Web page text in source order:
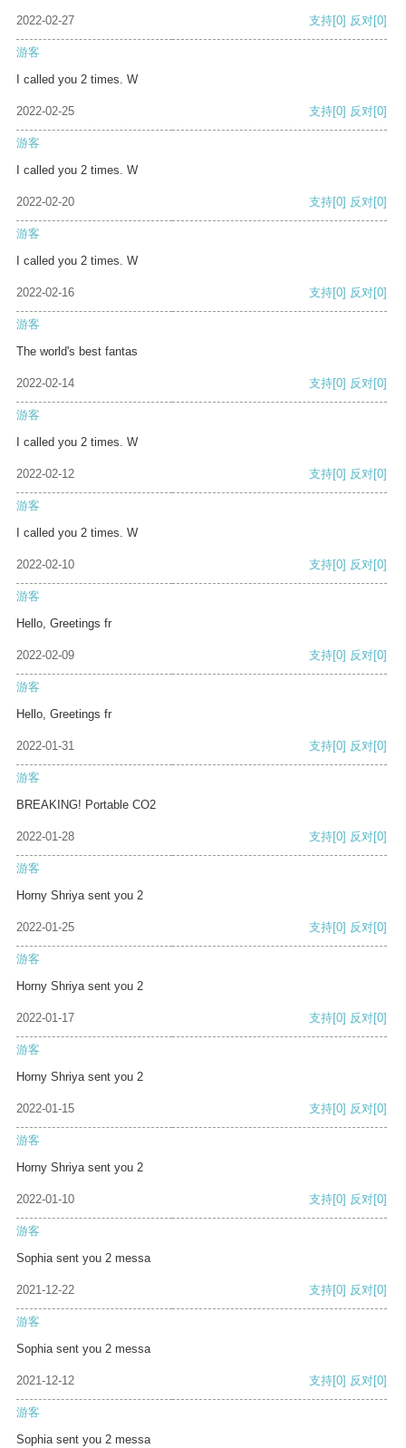
2022-02-27 支持[0] 反对[0]
游客
I called you 2 times. W
2022-02-25 支持[0] 反对[0]
游客
I called you 2 times. W
2022-02-20 支持[0] 反对[0]
游客
I called you 2 times. W
2022-02-16 支持[0] 反对[0]
游客
The world's best fantas
2022-02-14 支持[0] 反对[0]
游客
I called you 2 times. W
2022-02-12 支持[0] 反对[0]
游客
I called you 2 times. W
2022-02-10 支持[0] 反对[0]
游客
Hello, Greetings fr
2022-02-09 支持[0] 反对[0]
游客
Hello, Greetings fr
2022-01-31 支持[0] 反对[0]
游客
BREAKING! Portable CO2
2022-01-28 支持[0] 反对[0]
游客
Horny Shriya sent you 2
2022-01-25 支持[0] 反对[0]
游客
Horny Shriya sent you 2
2022-01-17 支持[0] 反对[0]
游客
Horny Shriya sent you 2
2022-01-15 支持[0] 反对[0]
游客
Horny Shriya sent you 2
2022-01-10 支持[0] 反对[0]
游客
Sophia sent you 2 messa
2021-12-22 支持[0] 反对[0]
游客
Sophia sent you 2 messa
2021-12-12 支持[0] 反对[0]
游客
Sophia sent you 2 messa